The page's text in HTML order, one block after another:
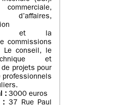
commerciale,
et la
commissions
Le conseil, le
et
projets pour
professionnels
: 3000 euros
: 37 Rue Paul